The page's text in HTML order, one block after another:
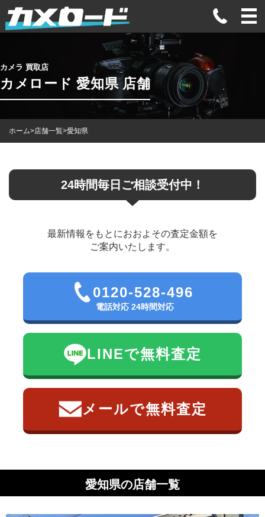
カメラ 買取店
カメロード 愛知県 店舗
ホーム>店舗一覧>愛知県
24時間毎日ご相談受付中！
最新情報をもとにおおよその査定金額を
ご案内いたします。
0120-528-496
電話対応 24時間対応
LINEで無料査定
メールで無料査定
愛知県の店舗一覧